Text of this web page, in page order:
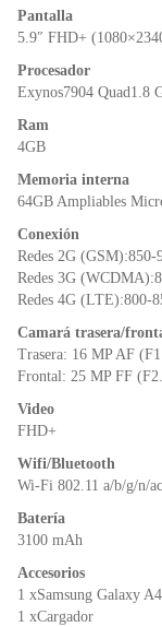
o
Pantalla
5.9″ FHD+
Procesador
Exynos7904 Quad1.8
Ram
4GB
Memoria interna
64GB Ampliables
Conexión
Redes 2G
Redes 3G
Redes 4G (LTE):800-
Camará trasera/
Trasera: 16 MP AF
Frontal: 25 MP FF
Video
FHD+
Wifi/Bluetooth
Wi-Fi 802.11 a/b/g/n/
Batería
3100 mAh
Accesorios
1 xSamsung Galaxy
1 xCargador